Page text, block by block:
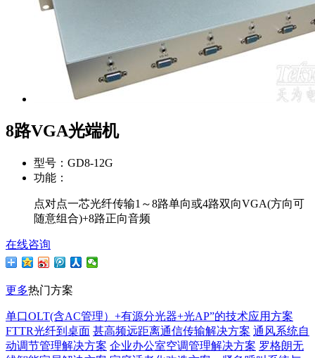
8路VGA光端机
型号： GD8-12G
功能：
点对点一芯光纤传输1～8路单向或4路双向VGA(方向可
随意组合)+8路正向音频
在线咨询
更多热门方案
单口OLT(含AC管理）+有源分光器+光AP”的技术应用方案
FTTR光纤到桌面 甚高频远距离通信传输解决方案 通风系统自
动调节管理解决方案 企业办公室空调管理解决方案 罗格朗无